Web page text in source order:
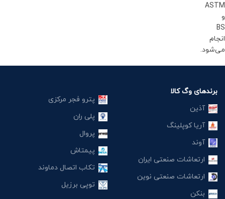
ASTM
و
BS
انجام
می‌شود.
برندهای وگ کالا
آذین
آریا کوپلینگ
آوند
ارتعاشات صنعتی ایران
ارتعاشات صنعتی نوین
بنکن
پترو فجر مرکزی
پلی ران
پروال
پیمتاش
تکاب اتصال دماوند
توپی برزیل